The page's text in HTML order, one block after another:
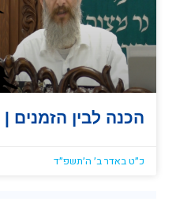
הכנה לבין הזמנים
כ״ט באדר ב׳ ה׳תשפ״ד